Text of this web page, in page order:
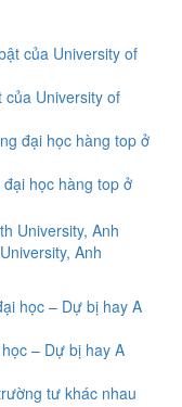
của University of
học hàng top ở
Anh
– Dự bị hay A